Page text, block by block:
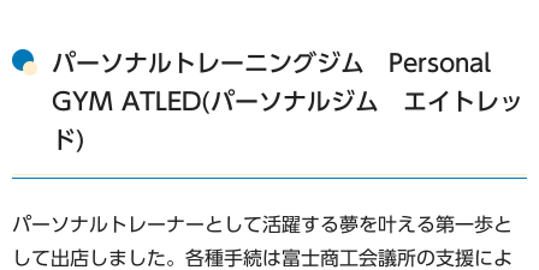
パーソナルトレーニングジム Personal
GYM ATLED(パーソナルジム エイトレッ
ド)
パーソナルトレーナーとして活躍する夢を叶える第一歩と
して出店しました。各種手続は富士商工会議所の支援によ